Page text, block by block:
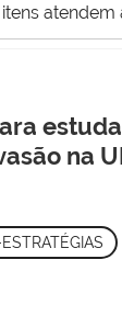
itens atendem
na